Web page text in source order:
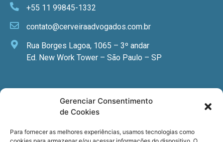
Gerenciar Consentimento
de Cookies
Para fornecer as melhores experiências, usamos tecnologias como
+55 11 99845-1332
contato@cerveiraadvogados.com.br
Rua Borges Lagoa, 1065 – 3º andar
Ed. New Work Tower – São Paulo – SP
Newsletter
especializadas, cursos e eventos?